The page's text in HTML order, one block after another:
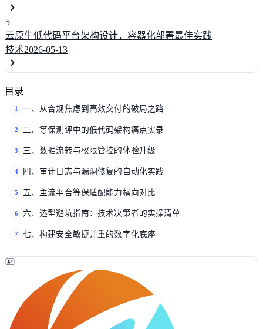
5
云原生低代码平台架构设计，容器化部署最佳实践
技术2026-05-13
目录
1 一、从合规焦虑到高效交付的破局之路
2 二、等保测评中的低代码架构痛点实录
3 三、数据流转与权限管控的体验升级
4 四、审计日志与漏洞修复的自动化实践
5 五、主流平台等保适配能力横向对比
6 六、选型避坑指南：技术决策者的实操清单
7 七、构建安全敏捷并重的数字化底座